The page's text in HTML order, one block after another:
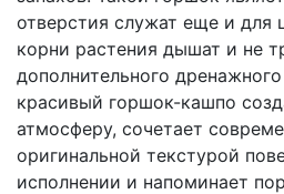
отверстия служат еще и для
корни растения дышат и не
дополнительного
красивый горшок-кашпо
атмосферу, сочетает
оригинальной текстурой
исполнении и напоминает